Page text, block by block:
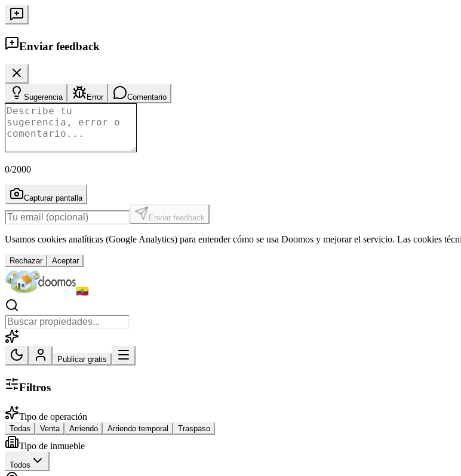
Enviar feedback
Sugerencia Error Comentario
0/2000
Capturar pantalla
Enviar feedback
Usamos cookies analíticas (Google Analytics) para entender cómo se usa Doomos y mejorar el servicio. Las cookies
Rechazar Aceptar
Publicar gratis
Filtros
Tipo de operación
Todas Venta Arriendo Arriendo temporal Traspaso
Tipo de inmueble
Todos